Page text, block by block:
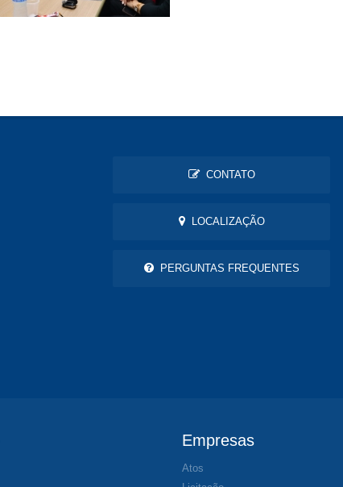
CONTATO
LOCALIZAÇÃO
PERGUNTAS FREQUENTES
Empresas
Atos